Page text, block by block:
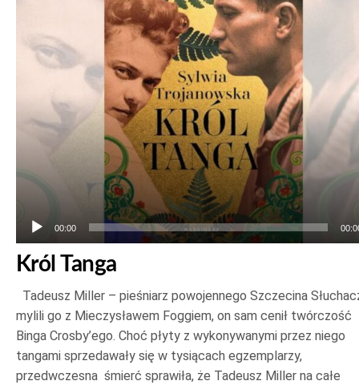
00:00
Król Tanga
Tadeusz Miller – pieśniarz powojennego Szczecina
mylili go z Mieczysławem Foggiem, on sam cenił twórczość
Binga Crosby’ego. Choć płyty z wykonywanymi przez niego
tangami sprzedawały się w tysiącach egzemplarzy,
przedwczesna śmierć sprawiła, że Tadeusz Miller na całe